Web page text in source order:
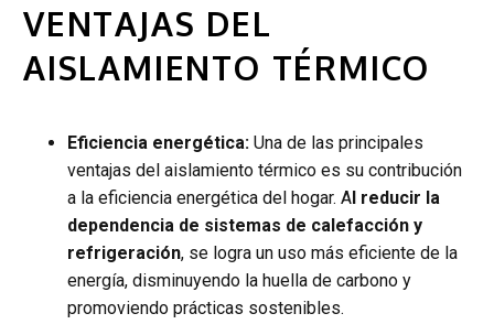
VENTAJAS DEL
AISLAMIENTO TÉRMICO
Eficiencia energética: Una de las principales
ventajas del aislamiento térmico es su contribución
a la eficiencia energética del hogar. Al reducir la
dependencia de sistemas de calefacción y
refrigeración, se logra un uso más eficiente de la
energía, disminuyendo la huella de carbono y
promoviendo prácticas sostenibles.